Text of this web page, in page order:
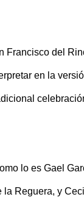
Francisco del
en la
lo es Gael
la Reguera, y